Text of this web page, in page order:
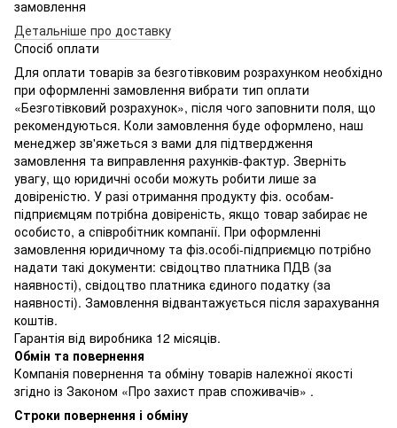
замовлення
Детальніше про доставку
Спосіб оплати
Для оплати товарів за безготівковим розрахунком необхідно
при оформленні замовлення вибрати тип оплати
«Безготівковий розрахунок», після чого заповнити поля, що
рекомендуються. Коли замовлення буде оформлено, наш
менеджер зв'яжеться з вами для підтвердження
замовлення та виправлення рахунків-фактур. Зверніть
увагу, що юридичні особи можуть робити лише за
довіреністю. У разі отримання продукту фіз. особам-
підприємцям потрібна довіреність, якщо товар забирає не
особисто, а співробітник компанії. При оформленні
замовлення юридичному та фіз.особі-підприємцю потрібно
надати такі документи: свідоцтво платника ПДВ (за
наявності), свідоцтво платника єдиного податку (за
наявності). Замовлення відвантажується після зарахування
коштів.
Гарантія від виробника 12 місяців.
Обмін та повернення
Компанія повернення та обміну товарів належної якості
згідно із Законом «Про захист прав споживачів» .
Строки повернення і обміну